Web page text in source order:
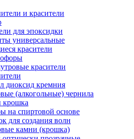
и красители
для эпоксидки
универсальные
красители
красители
диоксид кремния
(алкогольные) чернила
крошка
на спиртовой основе
для создания волн
камни (крошка)